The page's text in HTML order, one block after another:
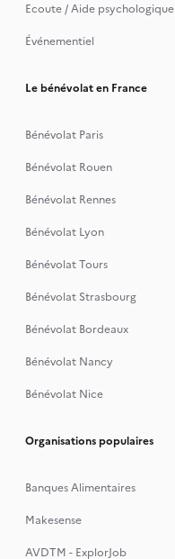
Ecoute / Aide psychologique
Événementiel
Le bénévolat en France
Bénévolat Paris
Bénévolat Rouen
Bénévolat Rennes
Bénévolat Lyon
Bénévolat Tours
Bénévolat Strasbourg
Bénévolat Bordeaux
Bénévolat Nancy
Bénévolat Nice
Organisations populaires
Banques Alimentaires
Makesense
AVDTM - ExplorJob